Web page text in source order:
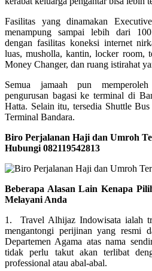
Fasilitas yang dinamakan
menampung sampai lebih dari
dengan fasilitas koneksi internet
luas, musholla, kantin, locker room,
Money Changer, dan ruang istirahat
Semua jamaah pun
pengurusan bagasi ke terminal di
Hatta. Selain itu, tersedia Shuttle
Terminal Bandara.
Biro Perjalanan Haji dan Umroh
Hubungi 082119542813
Beberapa Alasan Lain Kenapa
Melayani Anda
1. Travel Alhijaz Indowisata ialah
mengantongi perijinan yang resmi
Departemen Agama atas nama
tidak perlu takut akan terlibat
professional atau abal-abal.